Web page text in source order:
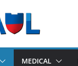
MEDICAL